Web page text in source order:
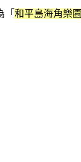
「 和平島海角樂園